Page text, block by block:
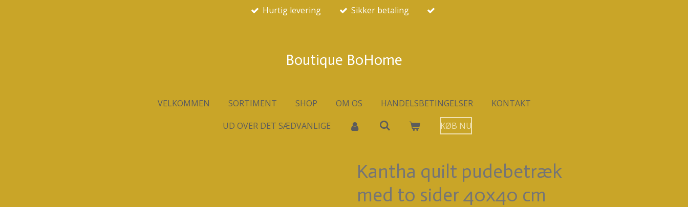
Hurtig levering Sikker betaling
Boutique BoHome
VELKOMMEN SORTIMENT SHOP OM OS HANDELSBETINGELSER
KONTAKT
UD OVER DET SÆDVANLIGE
KØB NU
Kantha quilt pudebetræk
med to sider 40x40 cm